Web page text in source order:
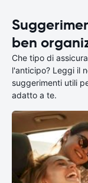
ben
Che tipo di
l'anticipo? Leggi il
suggerimenti utili
adatto a te.